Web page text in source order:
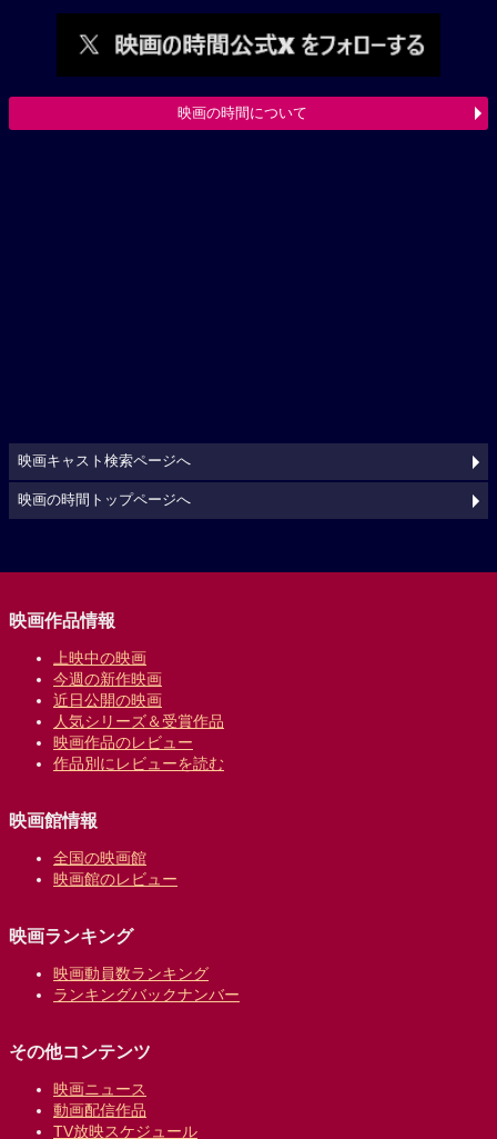
映画の時間について
映画キャスト検索ページへ
映画の時間トップページへ
映画作品情報
上映中の映画
今週の新作映画
近日公開の映画
人気シリーズ＆受賞作品
映画作品のレビュー
作品別にレビューを読む
映画館情報
全国の映画館
映画館のレビュー
映画ランキング
映画動員数ランキング
ランキングバックナンバー
その他コンテンツ
映画ニュース
動画配信作品
TV放映スケジュール